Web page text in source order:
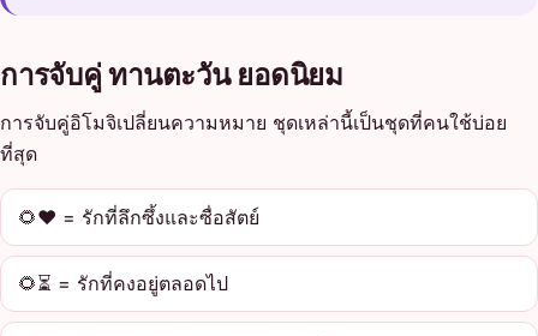
การจับคู่ ทานตะวัน ยอดนิยม
การจับคู่อิโมจิเปลี่ยนความหมาย ชุดเหล่านี้เป็นชุดที่คนใช้บ่อย
ที่สุด
🌻❤️ = รักที่ลึกซึ้งและซื่อสัตย์
🌻⏳ = รักที่คงอยู่ตลอดไป